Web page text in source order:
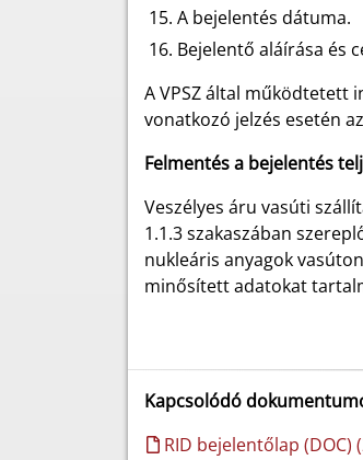
A bejelentés dátuma.
Bejelentő aláírása és
A VPSZ által
vonatkozó jelzés esetén
Felmentés a bejelentés
Veszélyes áru vasúti
1.1.3 szakaszában
nukleáris anyagok
minősített adatokat
Kapcsolódó
RID bejelentőlap (DOC)